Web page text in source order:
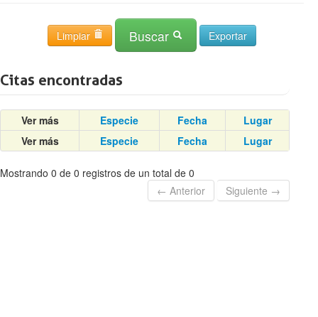
Limpiar Buscar
Citas encontradas
Ver más Especie Fecha
Lugar
Ver más
Especie Fecha Lugar
Mostrando 0 de 0 registros de un total de 0
← Anterior
Siguiente →